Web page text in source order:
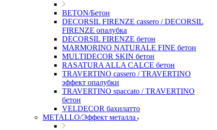
BETON/Бетон
DECORSIL FIRENZE cassero / DECORSIL
FIRENZE опалубка
DECORSIL FIRENZE бетон
MARMORINO NATURALE FINE бетон
MULTIDECOR SKIN бетон
RASATURA ALLA CALCE бетон
TRAVERTINO cassero / TRAVERTINO
эффект опалубки
TRAVERTINO spaccato / TRAVERTINO
бетон
VELDECOR бахилатто
METALLO/Эффект металла